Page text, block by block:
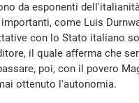
da esponenti
come Luis
con lo Stato italiano
il quale afferma che
poi, con il povero
ottenuto l'autonomia.